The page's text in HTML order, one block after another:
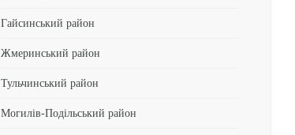
Гайсинський район
Жмеринський район
Тульчинський район
Могилів-Подільський район